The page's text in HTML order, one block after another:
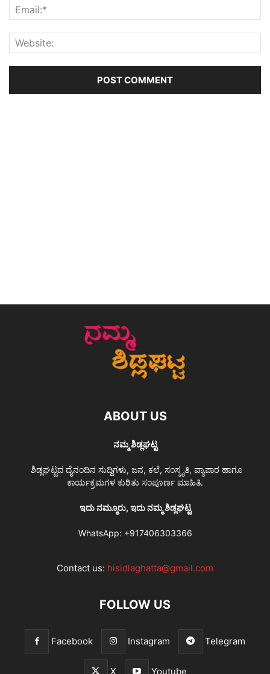
ABOUT US
ನಮ್ಮ ಶಿಡ್ಲಘಟ್ಟ
ಶಿಡ್ಲಘಟ್ಟದ ದೈನಂದಿನ ಸುದ್ದಿಗಳು, ಜನ, ಕಲೆ, ಸಂಸ್ಕೃತಿ, ವ್ಯಾಪಾರ ಹಾಗೂ
ಕಾರ್ಯಕ್ರಮಗಳ ಕುರಿತು ಸಂಪೂರ್ಣ ಮಾಹಿತಿ.
ಇದು ನಮ್ಮೂರು, ಇದು ನಮ್ಮ ಶಿಡ್ಲಘಟ್ಟ
WhatsApp: +917406303366
Contact us: hisidlaghatta@gmail.com
FOLLOW US
Facebook Instagram Telegram
X Youtube